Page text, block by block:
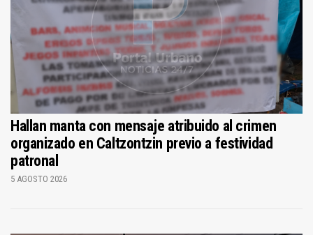
Hallan manta con mensaje atribuido al crimen
organizado en Caltzontzin previo a festividad
patronal
5 AGOSTO 2026